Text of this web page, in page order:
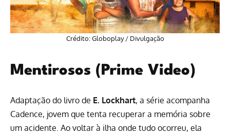
Crédito: Globoplay / Divulgação
Mentirosos (Prime Video)
Adaptação do livro de E. Lockhart, a série acompanha
Cadence, jovem que tenta recuperar a memória sobre
um acidente. Ao voltar à ilha onde tudo ocorreu, ela